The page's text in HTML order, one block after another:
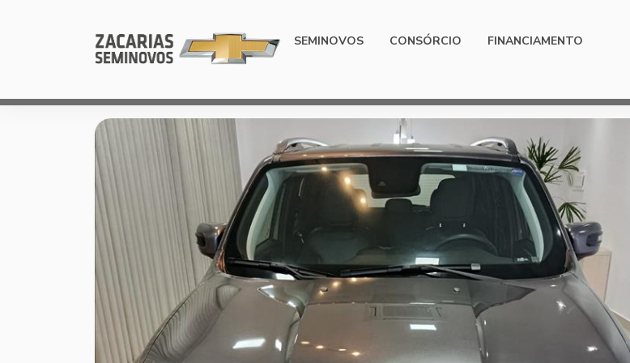
SEMINOVOS CONSÓRCIO FINANCIAMENTO